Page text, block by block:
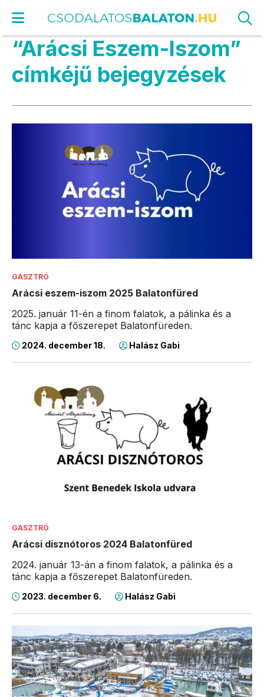
“Arácsi Eszem-Iszom”
címkéjű bejegyzések
GASZTRÓ
Arácsi eszem-iszom 2025 Balatonfüred
2025. január 11-én a finom falatok, a pálinka és a
tánc kapja a főszerepet Balatonfüreden.
2024. december 18. Halász Gabi
GASZTRÓ
Arácsi disznótoros 2024 Balatonfüred
2024. január 13-án a finom falatok, a pálinka és a
tánc kapja a főszerepet Balatonfüreden.
2023. december 6. Halász Gabi